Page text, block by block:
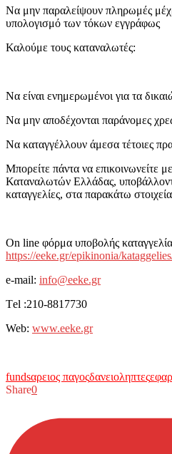
Να μην παραλείψουν πληρωμές
υπολογισμό των τόκων εγγράφως
Καλούμε τους καταναλωτές:
Να είναι ενημερωμένοι για τα
Να μην αποδέχονται παράνομες
Να καταγγέλλουν άμεσα τέτοιες
Μπορείτε πάντα να επικοινωνείτε
Καταναλωτών Ελλάδας,
καταγγελίες, στα παρακάτω
On line φόρμα υποβολής
https://eeke.gr/epikinonia/
e-mail: info@eeke.gr
Τel :210-8817730
Web: www.eeke.gr
fundsαρειος παγοςδανειοληπτες
Share0